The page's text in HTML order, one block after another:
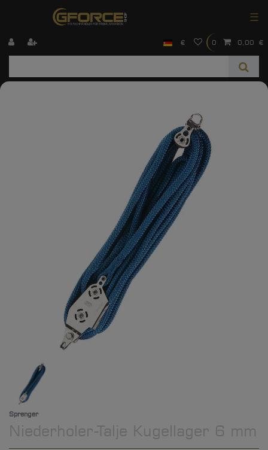
☰
€ 0 0,00 €
Sprenger
Niederholer-Talje Kugellager 6 mm